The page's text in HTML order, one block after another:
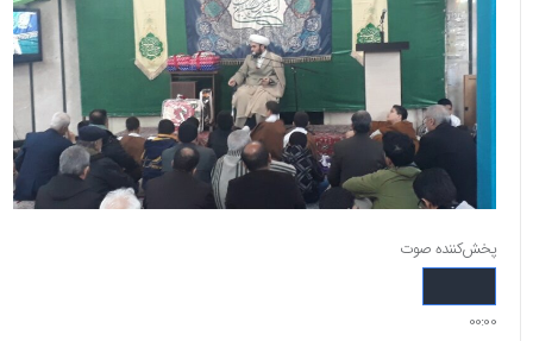
پخش‌کننده صوت
00:00